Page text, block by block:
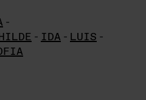
-
- IDA - LUIS -